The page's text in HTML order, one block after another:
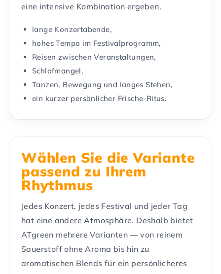
eine intensive Kombination ergeben.
lange Konzertabende,
hohes Tempo im Festivalprogramm,
Reisen zwischen Veranstaltungen,
Schlafmangel,
Tanzen, Bewegung und langes Stehen,
ein kurzer persönlicher Frische-Ritus.
Wählen Sie die Variante
passend zu Ihrem
Rhythmus
Jedes Konzert, jedes Festival und jeder Tag
hat eine andere Atmosphäre. Deshalb bietet
ATgreen mehrere Varianten — von reinem
Sauerstoff ohne Aroma bis hin zu
aromatischen Blends für ein persönlicheres